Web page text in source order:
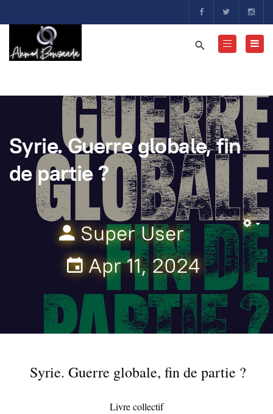
Syrie. Guerre globale, fin
de partie ?
Super User
Apr 11, 2024
Syrie. Guerre globale, fin de partie ?
Livre collectif